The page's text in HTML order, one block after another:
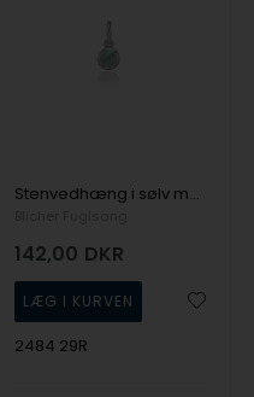
Stenvedhæng i sølv med smuk aventurin
142,00 DKR
2484 29R